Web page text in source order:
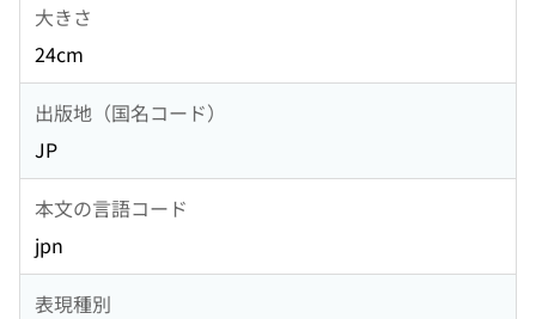
大きさ
24cm
出版地（国名コード）
JP
本文の言語コード
jpn
表現種別